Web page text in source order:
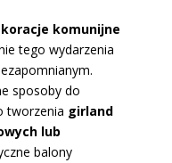
komunijne
tego wydarzenia
sposoby do
tworzenia girland
lub
balony